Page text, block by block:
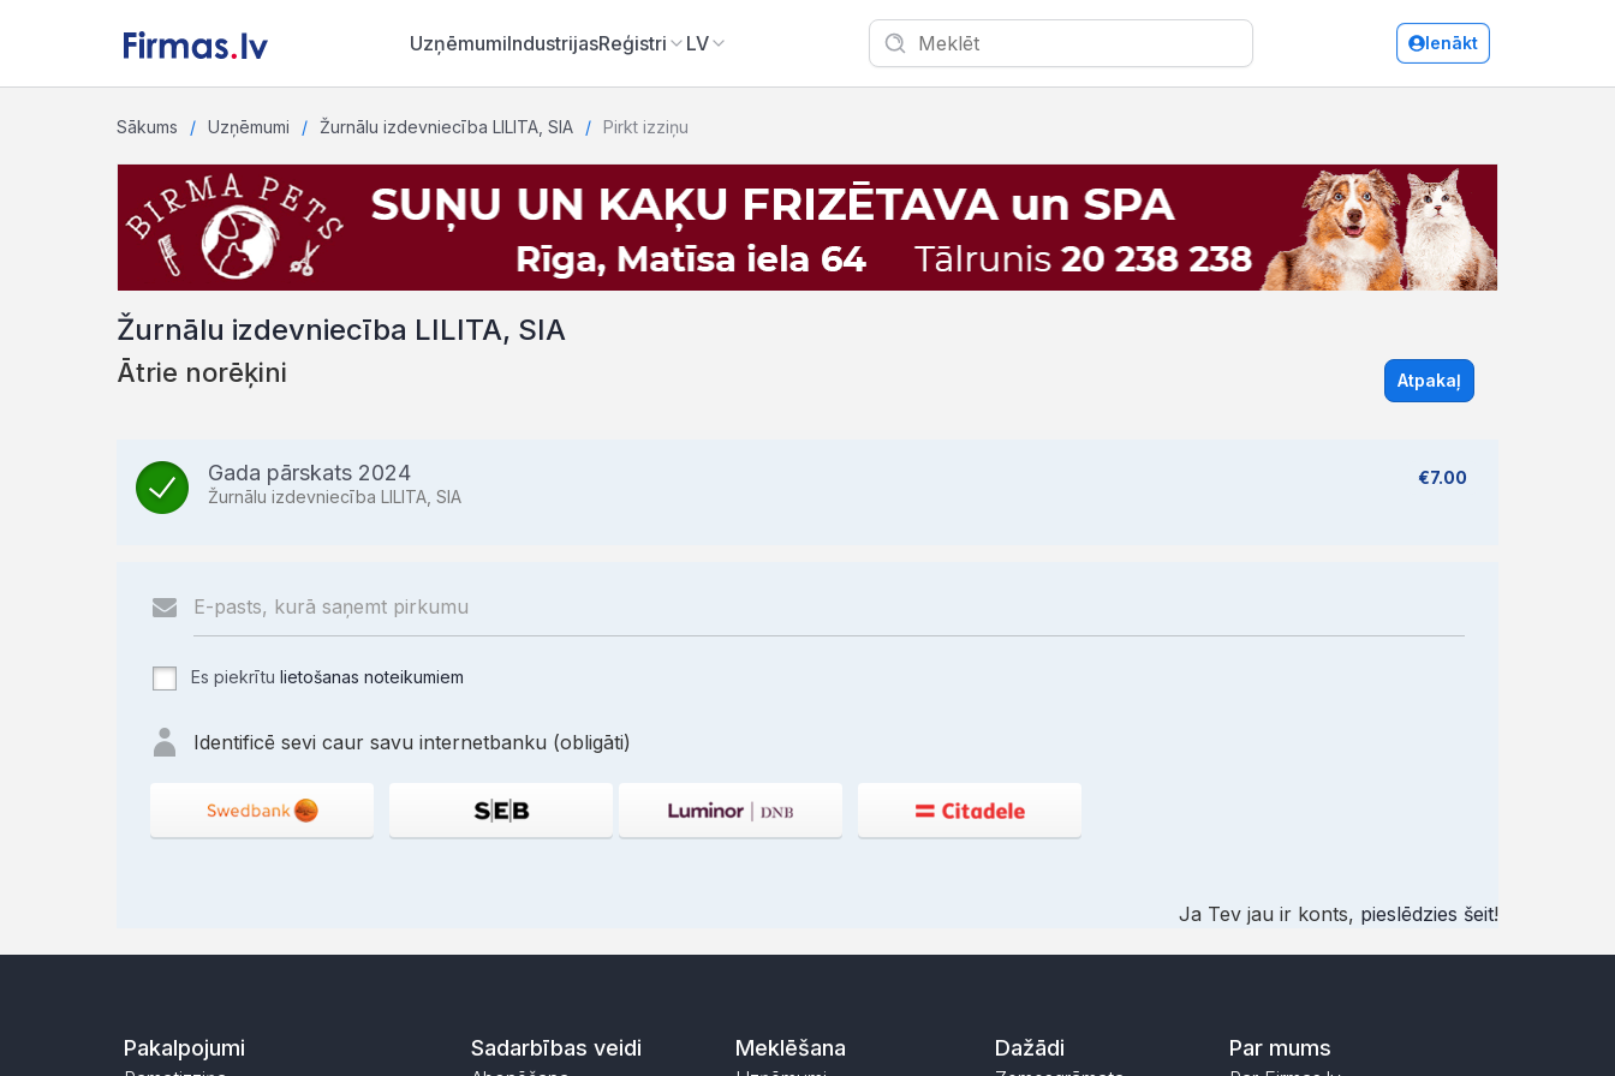
UzņēmumiIndustrijasReģistri LV Ienākt
Sākums Uzņēmumi Žurnālu izdevniecība LILITA, SIA Pirkt izziņu
Žurnālu izdevniecība LILITA, SIA
Ātrie norēķini Atpakaļ
Gada pārskats 2024
Žurnālu izdevniecība LILITA, SIA
€7.00
Es piekrītu lietošanas noteikumiem
Identificē sevi caur savu internetbanku (obligāti)
Ja Tev jau ir konts, pieslēdzies šeit!
Pakalpojumi Sadarbības veidi Meklēšana Dažādi Par mums